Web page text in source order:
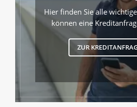
Hier finden Sie alle
können eine
ZUR